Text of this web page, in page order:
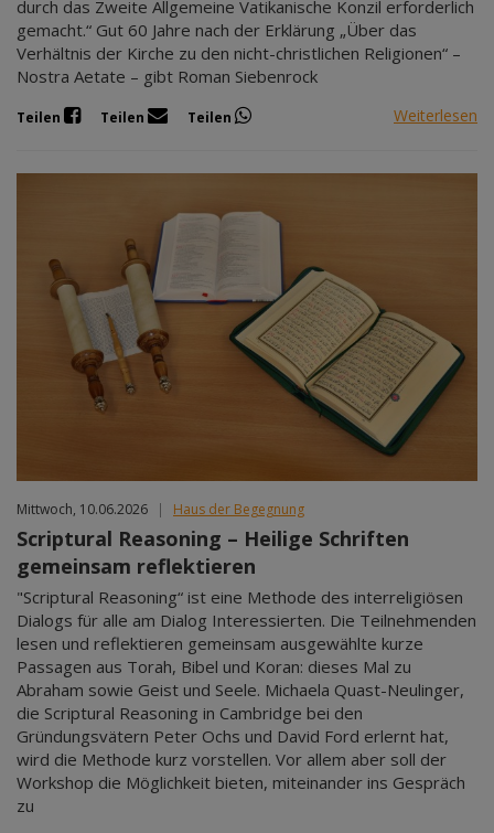
durch das Zweite Allgemeine Vatikanische Konzil erforderlich
gemacht.“ Gut 60 Jahre nach der Erklärung „Über das
Verhältnis der Kirche zu den nicht-christlichen Religionen“ –
Nostra Aetate – gibt Roman Siebenrock
Teilen Teilen Teilen Weiterlesen
Mittwoch, 10.06.2026 | Haus der Begegnung
Scriptural Reasoning – Heilige Schriften
gemeinsam reflektieren
"Scriptural Reasoning“ ist eine Methode des interreligiösen
Dialogs für alle am Dialog Interessierten. Die Teilnehmenden
lesen und reflektieren gemeinsam ausgewählte kurze
Passagen aus Torah, Bibel und Koran: dieses Mal zu
Abraham sowie Geist und Seele. Michaela Quast-Neulinger,
die Scriptural Reasoning in Cambridge bei den
Gründungsvätern Peter Ochs und David Ford erlernt hat,
wird die Methode kurz vorstellen. Vor allem aber soll der
Workshop die Möglichkeit bieten, miteinander ins Gespräch
zu